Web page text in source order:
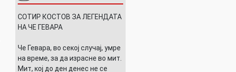
СОТИР КОСТОВ ЗА ЛЕГЕНДАТА
НА ЧЕ ГЕВАРА
Че Гевара, во секој случај, умре
на време, за да израсне во мит.
Мит, кој до ден денес не се